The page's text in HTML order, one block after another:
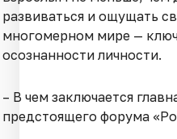
развиваться и ощущать
многомерном мире —
осознанности личности.
– В чем заключается
предстоящего форума